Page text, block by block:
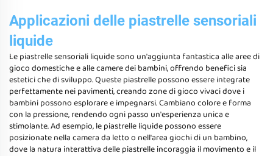
Applicazioni delle piastrelle sensoriali
liquide
Le piastrelle sensoriali liquide sono un'aggiunta fantastica alle aree di
gioco domestiche e alle camere dei bambini, offrendo benefici sia
estetici che di sviluppo. Queste piastrelle possono essere integrate
perfettamente nei pavimenti, creando zone di gioco vivaci dove i
bambini possono esplorare e impegnarsi. Cambiano colore e forma
con la pressione, rendendo ogni passo un'esperienza unica e
stimolante. Ad esempio, le piastrelle liquide possono essere
posizionate nella camera da letto o nell'area giochi di un bambino,
dove la natura interattiva delle piastrelle incoraggia il movimento e il